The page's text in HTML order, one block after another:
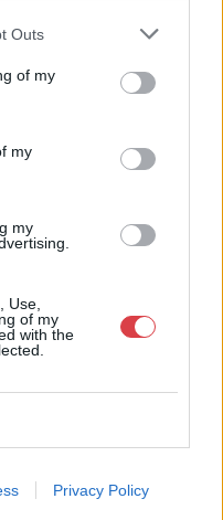
Outs
of my
my
my
Use,
of my
with the
Privacy Policy
és
A 2007-ben
színterévé, kereskedelmi
BÁV ZRt.
állnak a műtárgyat